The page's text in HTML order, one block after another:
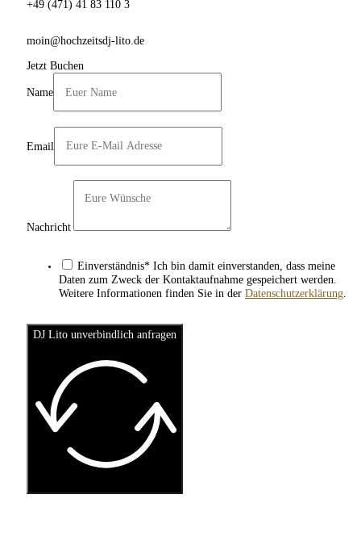
+49 (471) 41 83 110 3
moin@hochzeitsdj-lito.de
Jetzt Buchen
Name
Email
Nachricht
Einverständnis* Ich bin damit einverstanden, dass meine
Daten zum Zweck der Kontaktaufnahme gespeichert werden.
Weitere Informationen finden Sie in der Datenschutzerklärung.
DJ Lito unverbindlich anfragen